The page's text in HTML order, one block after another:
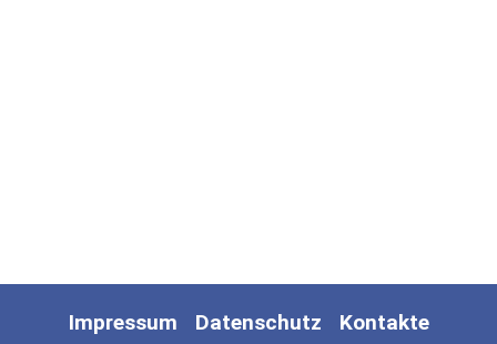
Impressum Datenschutz
Kontakte